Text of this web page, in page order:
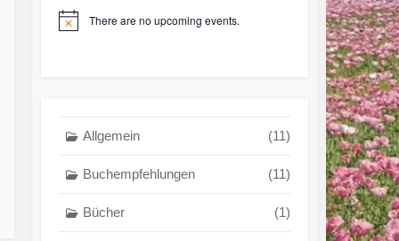
There are no upcoming events.
Allgemein (11)
Buchempfehlungen (11)
Bücher (1)